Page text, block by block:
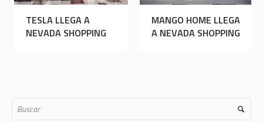
A NEVADA
TESLA LLEGA A
NEVADA SHOPPING
A